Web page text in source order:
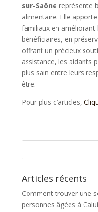
sur-Saône représente
alimentaire. Elle
familiaux en améliorant
bénéficiaires, en
offrant un précieux
assistance, les aidants
plus sain entre leurs
être.
Pour plus d’articles,
Articles récents
Comment trouver une
personnes âgées à